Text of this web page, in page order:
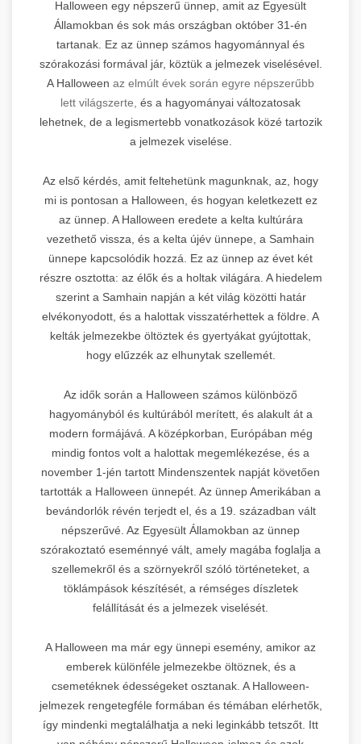
Halloween egy népszerű ünnep, amit az Egyesült
Államokban és sok más országban október 31-én
tartanak. Ez az ünnep számos hagyománnyal és
szórakozási formával jár, köztük a jelmezek viselésével.
A Halloween az elmúlt évek során egyre népszerűbb
lett világszerte, és a hagyományai változatosak
lehetnek, de a legismertebb vonatkozások közé tartozik
a jelmezek viselése.
Az első kérdés, amit feltehetünk magunknak, az, hogy
mi is pontosan a Halloween, és hogyan keletkezett ez
az ünnep. A Halloween eredete a kelta kultúrára
vezethető vissza, és a kelta újév ünnepe, a Samhain
ünnepe kapcsolódik hozzá. Ez az ünnep az évet két
részre osztotta: az élők és a holtak világára. A hiedelem
szerint a Samhain napján a két világ közötti határ
elvékonyodott, és a halottak visszatérhettek a földre. A
kelták jelmezekbe öltöztek és gyertyákat gyújtottak,
hogy elűzzék az elhunytak szellemét.
Az idők során a Halloween számos különböző
hagyományból és kultúrából merített, és alakult át a
modern formájává. A középkorban, Európában még
mindig fontos volt a halottak megemlékezése, és a
november 1-jén tartott Mindenszentek napját követően
tartották a Halloween ünnepét. Az ünnep Amerikában a
bevándorlók révén terjedt el, és a 19. században vált
népszerűvé. Az Egyesült Államokban az ünnep
szórakoztató eseménnyé vált, amely magába foglalja a
szellemekről és a szörnyekről szóló történeteket, a
töklámpások készítését, a rémséges díszletek
felállítását és a jelmezek viselését.
A Halloween ma már egy ünnepi esemény, amikor az
emberek különféle jelmezekbe öltöznek, és a
csemetéknek édességeket osztanak. A Halloween-
jelmezek rengetegféle formában és témában elérhetők,
így mindenki megtalálhatja a neki leginkább tetszőt. Itt